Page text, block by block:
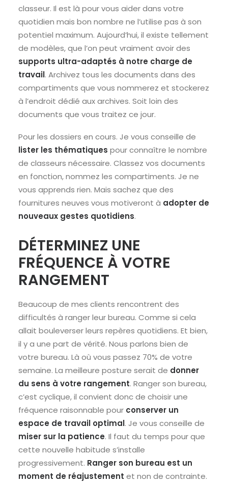
classeur. Il est là pour vous aider dans votre
quotidien mais bon nombre ne l’utilise pas à son
potentiel maximum. Aujourd’hui, il existe tellement
de modèles, que l’on peut vraiment avoir des
supports ultra-adaptés à notre charge de
travail. Archivez tous les documents dans des
compartiments que vous nommerez et stockerez
à l’endroit dédié aux archives. Soit loin des
documents que vous traitez ce jour.
Pour les dossiers en cours. Je vous conseille de
lister les thématiques pour connaître le nombre
de classeurs nécessaire. Classez vos documents
en fonction, nommez les compartiments. Je ne
vous apprends rien. Mais sachez que des
fournitures neuves vous motiveront à adopter de
nouveaux gestes quotidiens.
DÉTERMINEZ UNE
FRÉQUENCE À VOTRE
RANGEMENT
Beaucoup de mes clients rencontrent des
difficultés à ranger leur bureau. Comme si cela
allait bouleverser leurs repères quotidiens. Et bien,
il y a une part de vérité. Nous parlons bien de
votre bureau. Là où vous passez 70% de votre
semaine. La meilleure posture serait de donner
du sens à votre rangement. Ranger son bureau,
c’est cyclique, il convient donc de choisir une
fréquence raisonnable pour conserver un
espace de travail optimal. Je vous conseille de
miser sur la patience. Il faut du temps pour que
cette nouvelle habitude s’installe
progressivement. Ranger son bureau est un
moment de réajustement et non de contrainte.